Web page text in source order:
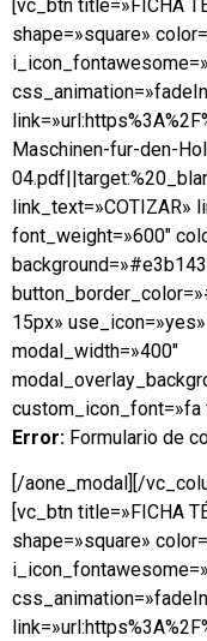
[vc_btn title=»FICHA
shape=»square»
Maschinen-fur-den-
link_text=»COTIZAR»
font_weight=»600″
15px»
modal_width=»400″
custom_icon_font=»fa
Error: Formulario de
[/aone_modal][/
[vc_btn title=»FICHA
shape=»square»